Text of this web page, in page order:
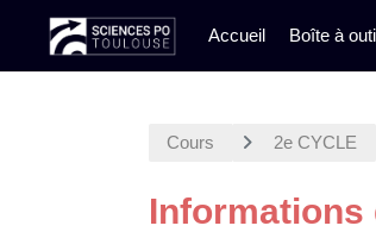
Accueil Boîte à
Cours 2e CYCLE
Informations